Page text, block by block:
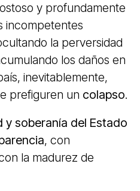
y profundamente
incompetentes
la perversidad
los daños en
inevitablemente,
prefiguren un colapso.
y soberanía del Estado
, con
la madurez de